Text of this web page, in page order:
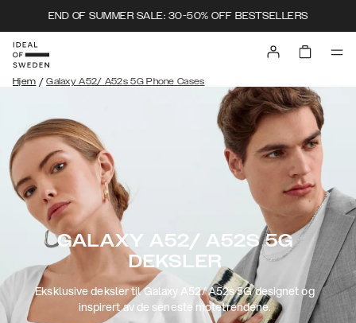
END OF SUMMER SALE: 30-50% OFF BESTSELLERS
Hjem / Galaxy A52/ A52s 5G Phone Cases
GALAXY A52/ A52S 5G
DEKSLER
Eksklusive deksler til Galaxy A52/ A52s 5G designet og
inspirert av de seneste motetrendene.